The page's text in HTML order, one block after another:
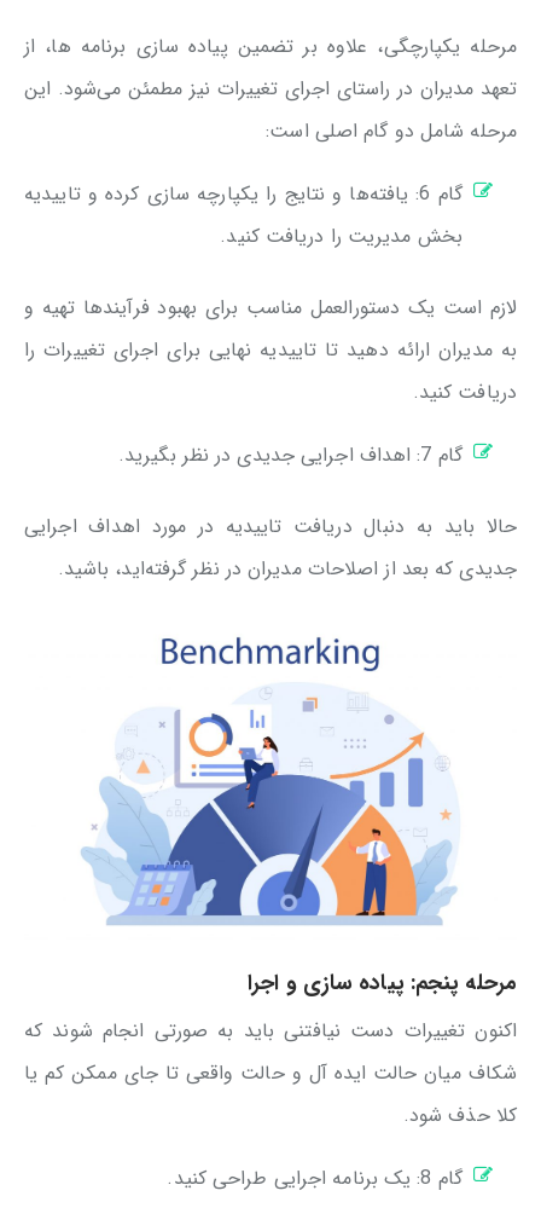
مرحله یکپارچگی، علاوه بر تضمین پیاده سازی برنامه ها، از
تعهد مدیران در راستای اجرای تغییرات نیز مطمئن می‌شود. این
مرحله شامل دو گام اصلی است:
گام 6: یافته‌ها و نتایج را یکپارچه سازی کرده و تاییدیه
بخش مدیریت را دریافت کنید.
لازم است یک دستورالعمل مناسب برای بهبود فرآیندها تهیه و
به مدیران ارائه دهید تا تاییدیه نهایی برای اجرای تغییرات را
دریافت کنید.
گام 7: اهداف اجرایی جدیدی در نظر بگیرید.
حالا باید به دنبال دریافت تاییدیه در مورد اهداف اجرایی
جدیدی که بعد از اصلاحات مدیران در نظر گرفته‌اید، باشید.
مرحله پنجم: پیاده سازی و اجرا
اکنون تغییرات دست نیافتنی باید به صورتی انجام شوند که
شکاف میان حالت ایده آل و حالت واقعی تا جای ممکن کم یا
کلا حذف شود.
گام 8: یک برنامه اجرایی طراحی کنید.